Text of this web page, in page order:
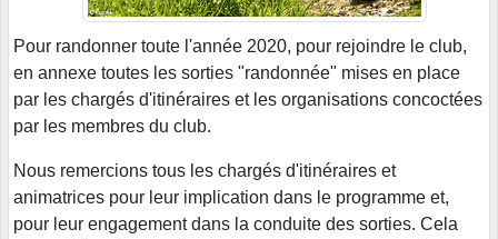
Pour randonner toute l'année 2020, pour rejoindre le club,
en annexe toutes les sorties "randonnée" mises en place
par les chargés d'itinéraires et les organisations concoctées
par les membres du club.
Nous remercions tous les chargés d'itinéraires et
animatrices pour leur implication dans le programme et,
pour leur engagement dans la conduite des sorties. Cela